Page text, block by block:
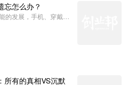
忘怎么办？
的发展，手机、穿戴式
。
所有的真相VS沉默